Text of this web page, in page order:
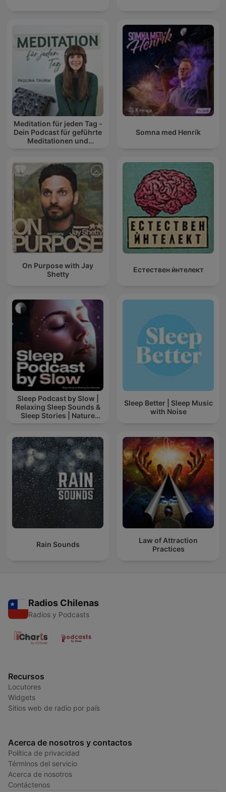
Meditation für jeden Tag -
Dein Podcast für geführte
Meditationen und
Somna med Henrik
On Purpose with Jay
Shetty
Естествен ѝнтелект
Sleep Podcast by Slow |
Relaxing Sleep Sounds &
Sleep Stories | Nature
Sleep Better | Sleep Music
with Noise
Rain Sounds
Law of Attraction
Practices
Radios Chilenas
Radios y Podcasts
Recursos
Locutores
Widgets
Sitios web de radio por país
Acerca de nosotros y contactos
Política de privacidad
Términos del servicio
Acerca de nosotros
Contáctenos